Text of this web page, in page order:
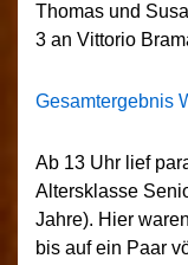
Thomas und
3 an Vittorio
Gesamtergebnis
Ab 13 Uhr lief
Altersklasse
Jahre). Hier
bis auf ein Paar